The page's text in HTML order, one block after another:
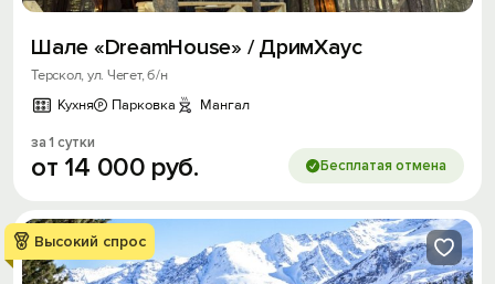
Шале «DreamHouse» / ДримХаус
Терскол, ул. Чегет, б/н
Кухня
Парковка Мангал
за 1 сутки
от 14 000 руб. Бесплатая отмена
Высокий спрос